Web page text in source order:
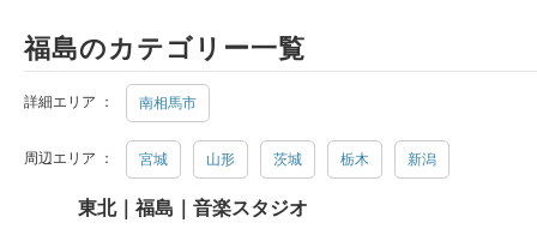
福島のカテゴリー一覧
詳細エリア ： 南相馬市
周辺エリア ： 宮城 山形 茨城 栃木 新潟
東北｜福島｜音楽スタジオ